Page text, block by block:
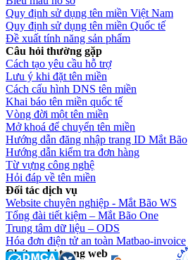
Quy định sử dụng tên miền Việt Nam
Quy định sử dụng tên miền Quốc tế
Đề xuất tính năng sản phẩm
Câu hỏi thường gặp
Cách tạo yêu cầu hỗ trợ
Lưu ý khi đặt tên miền
Cách cấu hình DNS tên miền
Khai báo tên miền quốc tế
Vòng đời một tên miền
Mở khoá để chuyển tên miền
Hướng dẫn đăng nhập trang ID Mắt Bão
Hướng dẫn kiểm tra đơn hàng
Từ vựng công nghệ
Hỏi đáp về tên miền
Đối tác dịch vụ
Website chuyên nghiệp - Mắt Bão WS
Tổng đài tiết kiệm – Mắt Bão One
Trung tâm dữ liệu – ODS
Hóa đơn điện tử an toàn Matbao-invoice
Chứng chỉ trang web